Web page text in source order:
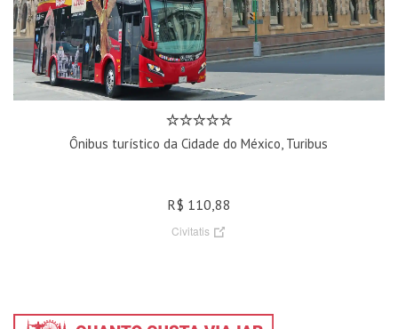
Ônibus turístico da Cidade do México, Turibus
R$ 110,88
Civitatis